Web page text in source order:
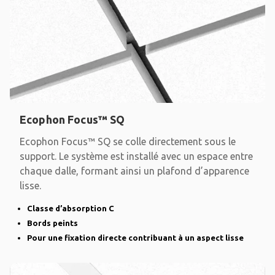
Ecophon Focus™ SQ
Ecophon Focus™ SQ se colle directement sous le
support. Le système est installé avec un espace entre
chaque dalle, formant ainsi un plafond d’apparence
lisse.
Classe d’absorption C
Bords peints
Pour une fixation directe contribuant à un aspect lisse